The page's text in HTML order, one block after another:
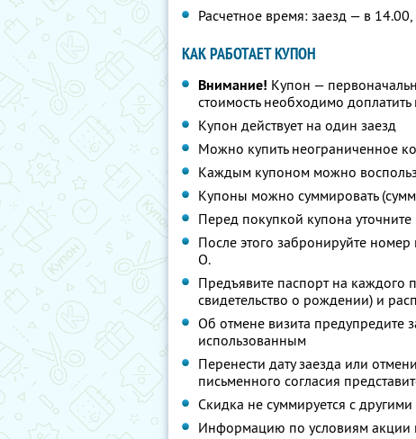
Расчетное время: заезд — в
КАК РАБОТАЕТ КУПОН
Внимание! Купон —
стоимость необходимо доплатить
Купон действует на один заезд
Можно купить неограниченное
Каждым купоном можно
Купоны можно суммировать
Перед покупкой купона
После этого забронируйте
О.
Предъявите паспорт на
свидетельство о рождении) и
Об отмене визита предупредите
использованным
Перенести дату заезда или
письменного согласия
Скидка не суммируется с
Информацию по условиям акции